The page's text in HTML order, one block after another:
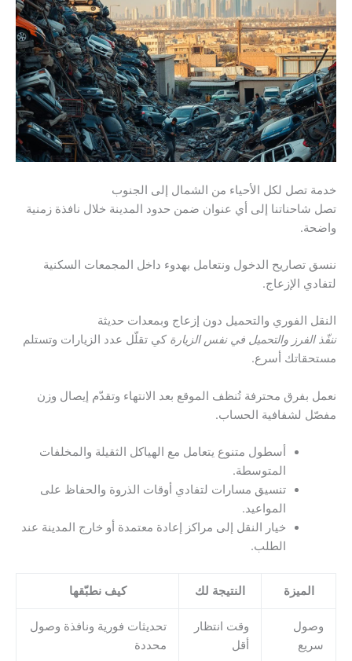
خدمة تصل لكل الأحياء من الشمال إلى الجنوب
تصل شاحناتنا إلى أي عنوان ضمن حدود المدينة خلال نافذة زمنية
واضحة.
ننسق تصاريح الدخول ونتعامل بهدوء داخل المجمعات السكنية
لتفادي الإزعاج.
النقل الفوري والتحميل دون إزعاج وبمعدات حديثة
ننفّذ الفرز والتحميل في نفس الزيارة كي تقلّل عدد الزيارات وتستلم
مستحقاتك أسرع.
نعمل بفرق محترفة تُنظف الموقع بعد الانتهاء وتقدّم إيصال وزن
مفصّل لشفافية الحساب.
أسطول متنوع يتعامل مع الهياكل الثقيلة والمخلفات
المتوسطة.
تنسيق مسارات لتفادي أوقات الذروة والحفاظ على
المواعيد.
خيار النقل إلى مراكز إعادة معتمدة أو خارج المدينة عند
الطلب.
الميزة النتيجة لك كيف نطبّقها
وصول
سريع
وقت انتظار
أقل
تحديثات فورية ونافذة وصول
محددة